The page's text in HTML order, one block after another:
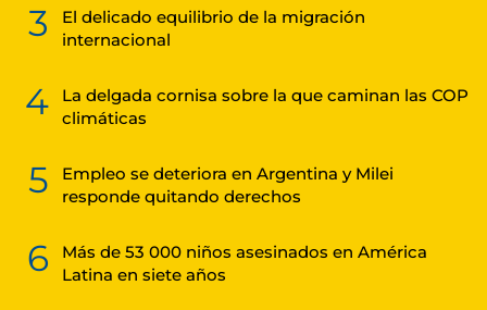
3
El delicado equilibrio de la migración
internacional
4
La delgada cornisa sobre la que caminan las COP
climáticas
5
Empleo se deteriora en Argentina y Milei
responde quitando derechos
6
Más de 53 000 niños asesinados en América
Latina en siete años